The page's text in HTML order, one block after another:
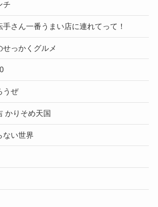
チ
手さん一番うまい店に連れてって！
せっかくグルメ
うぜ
かりそめ天国
ない世界